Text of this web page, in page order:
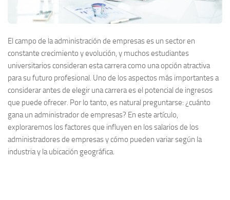
El campo de la administración de empresas es un sector en
constante crecimiento y evolución, y muchos estudiantes
universitarios consideran esta carrera como una opción atractiva
para su futuro profesional. Uno de los aspectos más importantes a
considerar antes de elegir una carrera es el potencial de ingresos
que puede ofrecer. Por lo tanto, es natural preguntarse: ¿cuánto
gana un administrador de empresas? En este artículo,
exploraremos los factores que influyen en los salarios de los
administradores de empresas y cómo pueden variar según la
industria y la ubicación geográfica.